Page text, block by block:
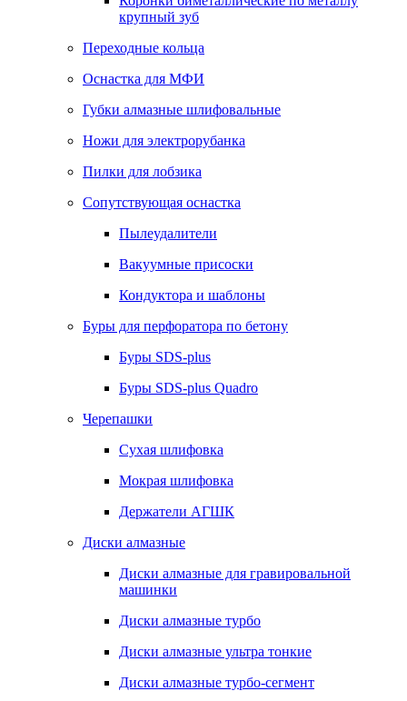
крупный зуб
Переходные кольца
Оснастка для МФИ
Губки алмазные шлифовальные
Ножи для электрорубанка
Пилки для лобзика
Сопутствующая оснастка
Пылеудалители
Вакуумные присоски
Кондуктора и шаблоны
Буры для перфоратора по бетону
Буры SDS-plus
Буры SDS-plus Quadro
Черепашки
Сухая шлифовка
Мокрая шлифовка
Держатели АГШК
Диски алмазные
Диски алмазные для гравировальной
машинки
Диски алмазные турбо
Диски алмазные ультра тонкие
Диски алмазные турбо-сегмент